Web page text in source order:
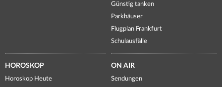
Günstig tanken
Parkhäuser
Flugplan Frankfurt
Schulausfälle
HOROSKOP
Horoskop Heute
ON AIR
Sendungen